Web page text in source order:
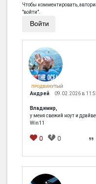
Чтобы комментировать,
"войти".
Войти
ПРОДВИНУТЫЙ
Андрей 09.02.2026 в
Владимир,
у меня свежий ноут и
Win11
0 0